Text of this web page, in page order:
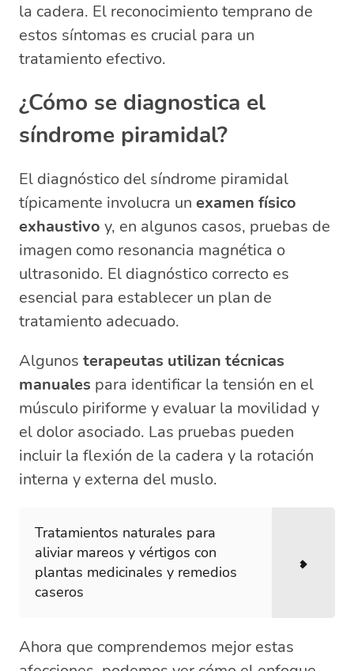
la cadera. El reconocimiento temprano de
estos síntomas es crucial para un
tratamiento efectivo.
¿Cómo se diagnostica el
síndrome piramidal?
El diagnóstico del síndrome piramidal
típicamente involucra un examen físico
exhaustivo y, en algunos casos, pruebas de
imagen como resonancia magnética o
ultrasonido. El diagnóstico correcto es
esencial para establecer un plan de
tratamiento adecuado.
Algunos terapeutas utilizan técnicas
manuales para identificar la tensión en el
músculo piriforme y evaluar la movilidad y
el dolor asociado. Las pruebas pueden
incluir la flexión de la cadera y la rotación
interna y externa del muslo.
Tratamientos naturales para
aliviar mareos y vértigos con
plantas medicinales y remedios
caseros
Ahora que comprendemos mejor estas